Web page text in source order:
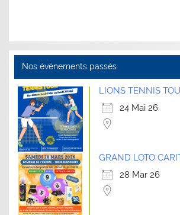
Nos évènements passés
LIONS TENNIS
24 Mai 26
GRAND LOTO
28 Mar 26